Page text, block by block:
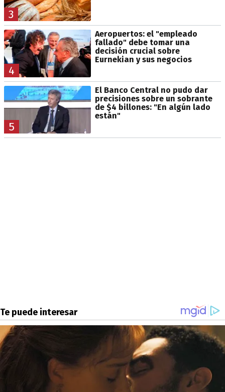
3
4
Aeropuertos: el "empleado
fallado" debe tomar una
decisión crucial sobre
Eurnekian y sus negocios
5
El Banco Central no pudo dar
precisiones sobre un sobrante
de $4 billones: "En algún lado
están"